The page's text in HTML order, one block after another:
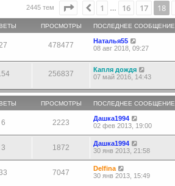
2445 тем Страница 18из 49
Пред.
1 16 17 18
ПРОСМОТРЫ ПОСЛЕДНЕЕ СООБЩЕНИЕ
478477
Наталья55
08 авг 2018, 09:27
256837
Капля дождя
07 май 2016, 14:43
ПРОСМОТРЫ ПОСЛЕДНЕЕ СООБЩЕНИЕ
6 2223
Дашка1994
02 фев 2013, 19:00
3 1872
Дашка1994
30 янв 2013, 21:58
7047
Delfina
30 янв 2013, 15:49